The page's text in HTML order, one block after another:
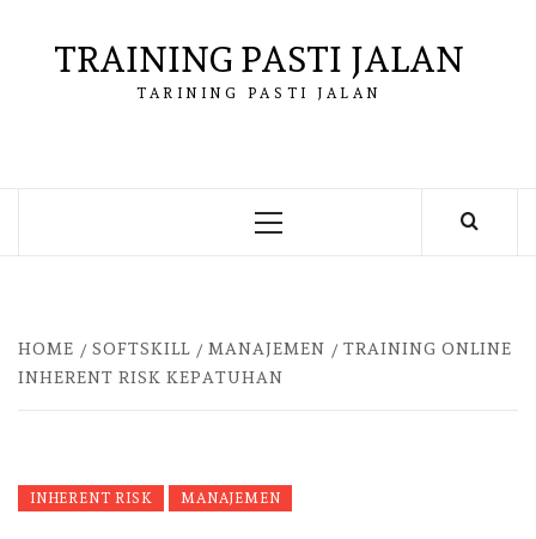
contentTRAINING PASTI JALAN
TARINING PASTI JALAN
Primary
HOME SOFTSKILL MANAJEMEN
TRAINING ONLINE
INHERENT RISK KEPATUHAN
INHERENT RISK MANAJEMEN